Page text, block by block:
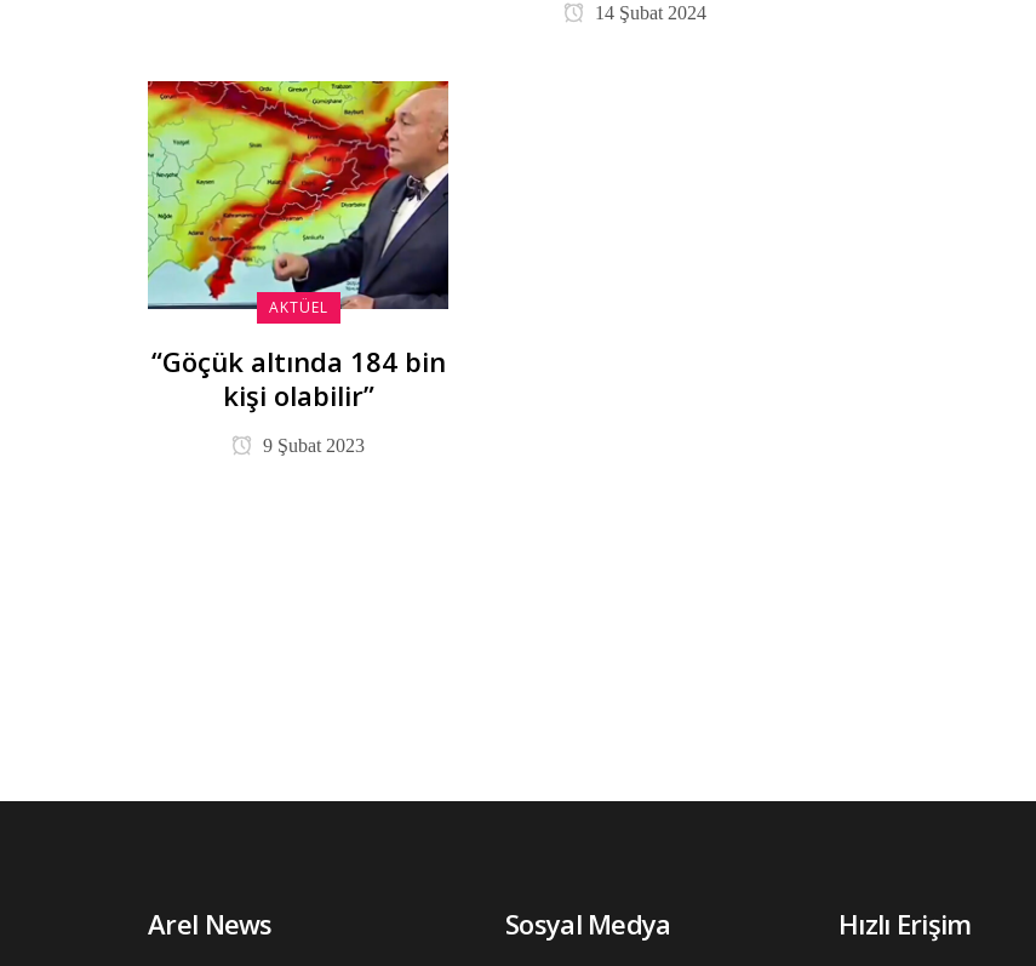
14 Şubat 2024
AKTÜEL
“Göçük altında 184 bin
kişi olabilir”
9 Şubat 2023
Arel News Sosyal Medya Hızlı Erişim